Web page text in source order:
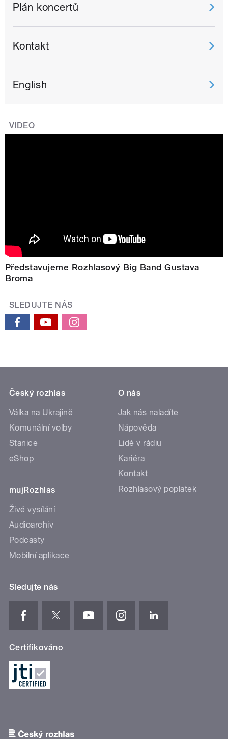
Plán koncertů
Kontakt
English
VIDEO
Představujeme Rozhlasový Big Band Gustava
Broma
SLEDUJTE NÁS
Český rozhlas
Válka na Ukrajině
Komunální volby
Stanice
eShop
mujRozhlas
Živé vysílání
Audioarchiv
Podcasty
Mobilní aplikace
O nás
Jak nás naladíte
Nápověda
Lidé v rádiu
Kariéra
Kontakt
Rozhlasový poplatek
Sledujte nás
Certifikováno